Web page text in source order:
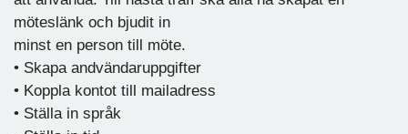
möteslänk och bjudit in
minst en person till möte.
• Skapa andvändaruppgifter
• Koppla kontot till mailadress
• Ställa in språk